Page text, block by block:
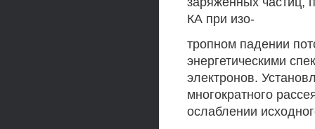
КА при изо-
тропном падении
энергетическими
электронов.
многократного
ослаблении